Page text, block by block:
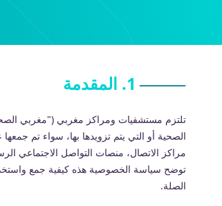
1. المقدمة
تلتزم مستشفيات ومراكز مغربي ("مغربي
الصحية أو التي يتم تزويدها بها، سواء تم
مراكز الاتصال، منصات التواصل الاجتماعي
الصلة.